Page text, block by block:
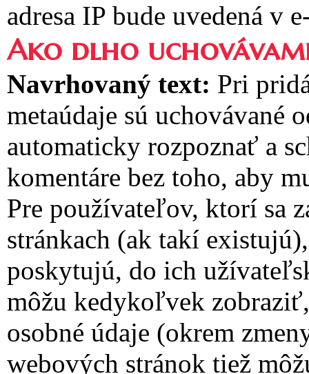
adresa IP bude uvedená v
Ako dlho
Navrhovaný text: Pri
metaúdaje sú uchovávané
automaticky rozpoznať a
komentáre bez toho, aby
Pre používateľov, ktorí sa
stránkach (ak takí
poskytujú, do ich
môžu kedykoľvek
osobné údaje (okrem
webových stránok tiež